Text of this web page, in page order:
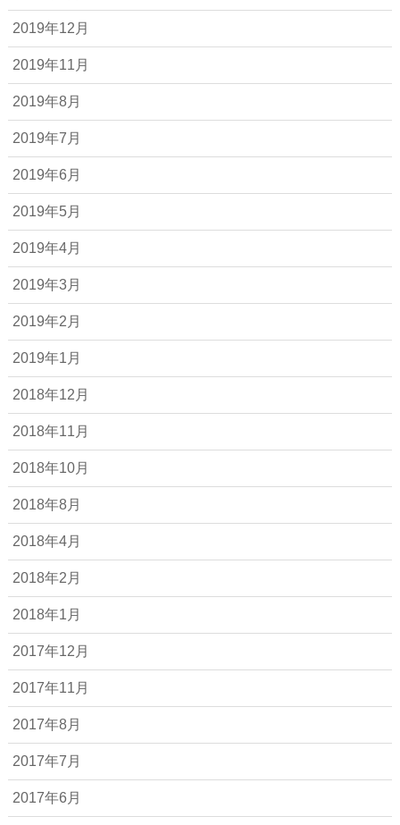
2019年12月
2019年11月
2019年8月
2019年7月
2019年6月
2019年5月
2019年4月
2019年3月
2019年2月
2019年1月
2018年12月
2018年11月
2018年10月
2018年8月
2018年4月
2018年2月
2018年1月
2017年12月
2017年11月
2017年8月
2017年7月
2017年6月